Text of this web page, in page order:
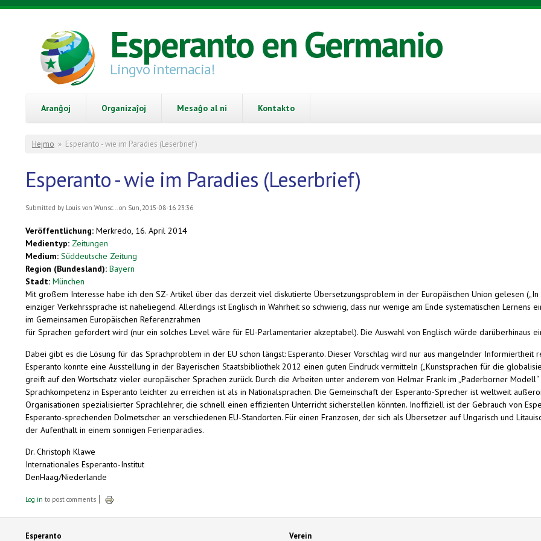
Skip to main content
Esperanto en Germanio
Lingvo internacia!
Aranĝoj Organizaĵoj Mesaĝo al ni Kontakto
You are here
Hejmo » Esperanto - wie im Paradies (Leserbrief)
Esperanto - wie im Paradies (Leserbrief)
Submitted by Louis von Wunsc...on Sun, 2015-08-16 23:36
Veröffentlichung: Merkredo, 16. April 2014
Medientyp: Zeitungen
Medium: Süddeutsche Zeitung
Region (Bundesland): Bayern
Stadt: München
Mit großem Interesse habe ich den SZ- Artikel über das derzeit viel diskutierte Übersetzungsproblem in der Europäischen Union gelesen („In
einziger Verkehrssprache ist naheliegend. Allerdings ist Englisch in Wahrheit so schwierig, dass nur wenige am Ende systematischen Lernens
im Gemeinsamen Europäischen Referenzrahmen
für Sprachen gefordert wird (nur ein solches Level wäre für EU-Parlamentarier akzeptabel). Die Auswahl von Englisch würde darüberhinaus
Dabei gibt es die Lösung für das Sprachproblem in der EU schon längst: Esperanto. Dieser Vorschlag wird nur aus mangelnder
Esperanto konnte eine Ausstellung in der Bayerischen Staatsbibliothek 2012 einen guten Eindruck vermitteln („Kunstsprachen für die
greift auf den Wortschatz vieler europäischer Sprachen zurück. Durch die Arbeiten unter anderem von Helmar Frank im „Paderborner
Sprachkompetenz in Esperanto leichter zu erreichen ist als in Nationalsprachen. Die Gemeinschaft der Esperanto-Sprecher ist weltweit
Organisationen spezialisierter Sprachlehrer, die schnell einen effizienten Unterricht sicherstellen könnten. Inoffiziell ist der Gebrauch von
Esperanto-sprechenden Dolmetscher an verschiedenen EU-Standorten. Für einen Franzosen, der sich als Übersetzer auf Ungarisch und
der Aufenthalt in einem sonnigen Ferienparadies.
Dr. Christoph Klawe
Internationales Esperanto-Institut
DenHaag/Niederlande
Log in to post comments
Esperanto Verein